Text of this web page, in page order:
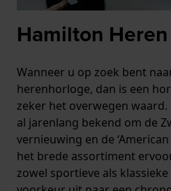
Hamilton
Wanneer u op zoek bent
herenhorloge, dan is een
zeker het overwegen
al jarenlang bekend om de
vernieuwing en de
het brede assortiment
zowel sportieve als